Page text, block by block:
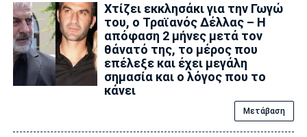
Xτίζει εκκλησάκι για την Γωγώ
του, ο Τραϊανός Δέλλας – Η
απόφαση 2 μήνες μετά τον
θάνατό της, το μέρος που
επέλεξε και έχει μεγάλη
σημασία και ο λόγος που το
κάνει
Μετάβαση